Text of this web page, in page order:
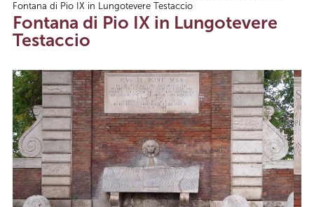
Tu sei qui
Fontana di Pio IX in Lungotevere Testaccio
Fontana di Pio IX in Lungotevere
Testaccio